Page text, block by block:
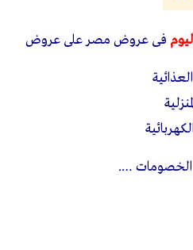
فى عروض مصر على عروض
الخصومات ….